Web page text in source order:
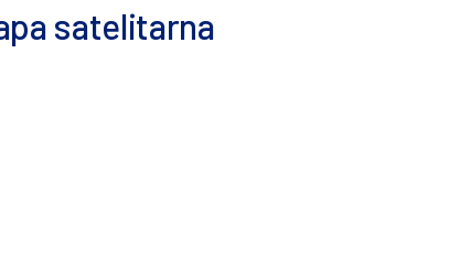
satelitarna